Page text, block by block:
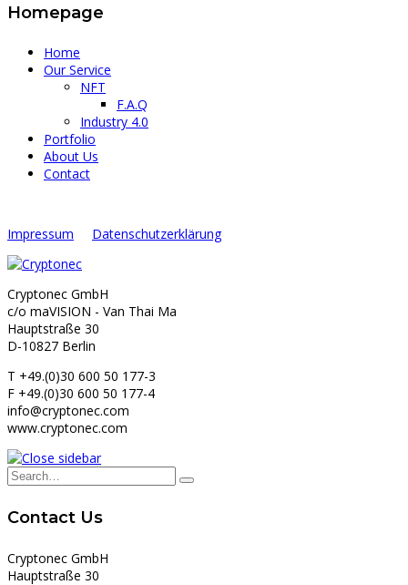
Homepage
Home
Our Service
NFT
F.A.Q
Industry 4.0
Portfolio
About Us
Contact
Impressum Datenschutzerklärung
Cryptonec GmbH
c/o maVISION - Van Thai Ma
Hauptstraße 30
D-10827 Berlin
T +49.(0)30 600 50 177-3
F +49.(0)30 600 50 177-4
info@cryptonec.com
www.cryptonec.com
Contact Us
Cryptonec GmbH
Hauptstraße 30